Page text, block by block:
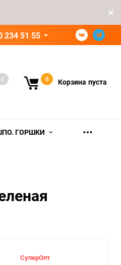
234 51 55
0 0 Корзина пуста
ГОРШКИ
СуперОпт